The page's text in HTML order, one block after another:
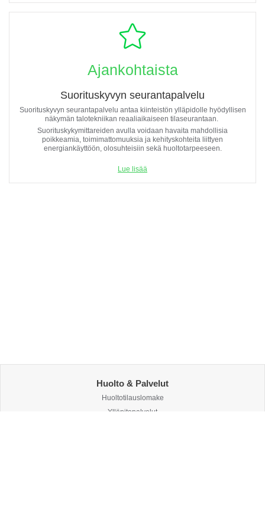
Ajankohtaista
Suorituskyvyn seurantapalvelu
Suorituskyvyn seurantapalvelu antaa kiinteistön ylläpidolle hyödyllisen
näkymän talotekniikan reaaliaikaiseen tilaseurantaan.
Suorituskykymittareiden avulla voidaan havaita mahdollisia
poikkeamia, toimimattomuuksia ja kehityskohteita liittyen
energiankäyttöön, olosuhteisiin sekä huoltotarpeeseen.
Lue lisää
Huolto & Palvelut
Huoltotilauslomake
Ylläpitopalvelut